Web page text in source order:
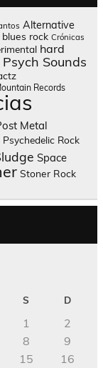
Alternative
blues rock Crónicas
hard
Sounds
Records
Metal
Psychedelic Rock
Space
Stoner Rock
S D
1
2
8
9
15
16